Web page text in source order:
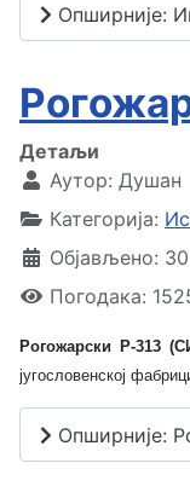
Опширније:
Детаљи
Аутор: Душан
Категорија:
Објављено:
Погодака:
Рогожарски Р-313
југословенској
Опширније: